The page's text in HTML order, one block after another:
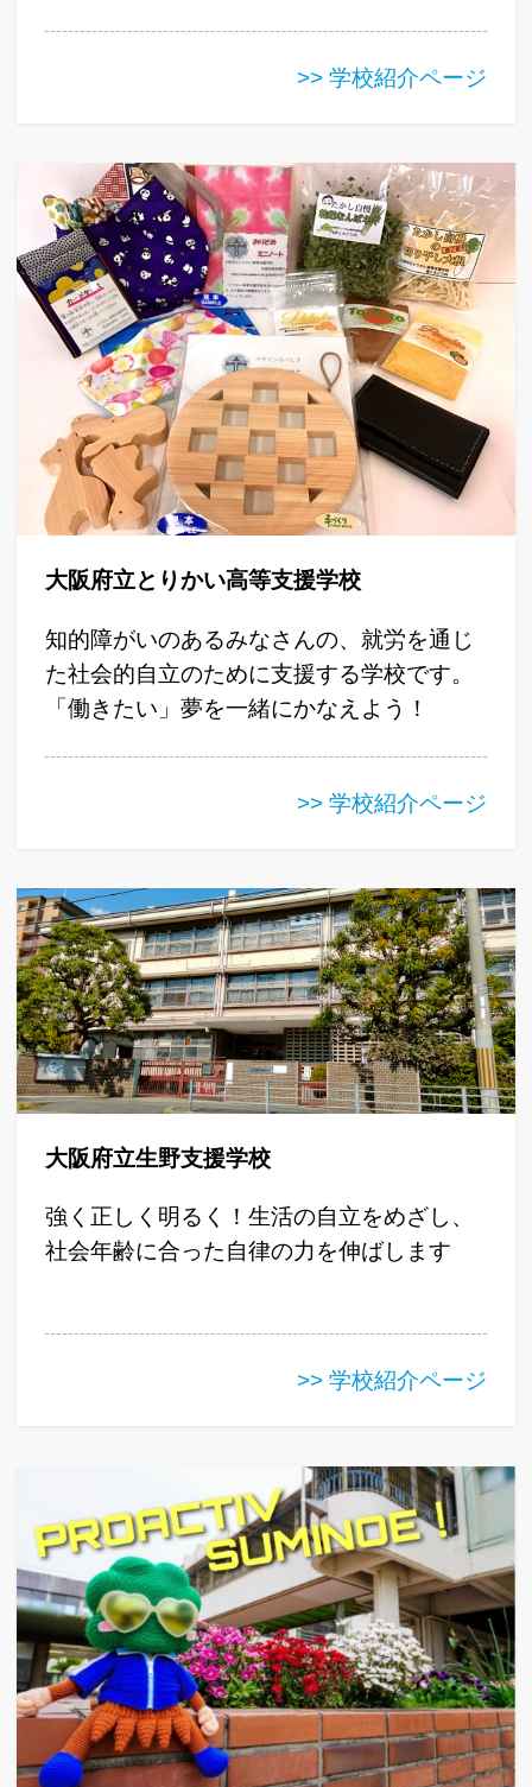
>> 学校紹介ページ
大阪府立とりかい高等支援学校
知的障がいのあるみなさんの、就労を通じ
た社会的自立のために支援する学校です。
「働きたい」夢を一緒にかなえよう！
>> 学校紹介ページ
大阪府立生野支援学校
強く正しく明るく！生活の自立をめざし、
社会年齢に合った自律の力を伸ばします
>> 学校紹介ページ